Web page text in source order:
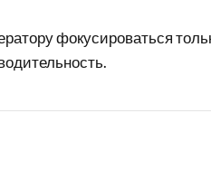
фокусироваться